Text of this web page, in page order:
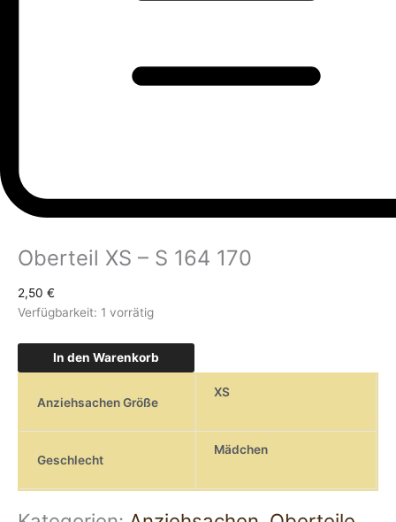
Oberteil XS – S 164 170
2,50 €
Verfügbarkeit: 1 vorrätig
In den Warenkorb
Anziehsachen Größe
XS
Geschlecht
Mädchen